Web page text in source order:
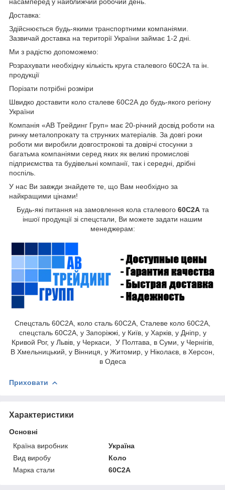
насамперед у найближчий робочий день.
Доставка:
Здійснюється будь-якими транспортними компаніями.
Зазвичай доставка на території України займає 1-2 дні.
Ми з радістю допоможемо:
Розрахувати необхідну кількість круга сталевого 60С2А та ін.
продукції
Порізати потрібні розміри
Швидко доставити коло сталеве 60С2А до будь-якого регіону
України
Компанія «АВ Трейдинг Груп» має 20-річний досвід роботи на
ринку металопрокату та струнких матеріалів. За довгі роки
роботи ми виробили довгострокові та довірчі стосунки з
багатьма компаніями серед яких як великі промислові
підприємства та будівельні компанії, так і середні, дрібні
поспіль.
У нас Ви завжди знайдете те, що Вам необхідно за
найкращими цінами!
Будь-які питання на замовлення кола сталевого 60С2Ата
іншої продукції зі спецстали, Ви можете задати нашим
менеджерам:
Спецсталь 60С2А, коло сталь 60С2А, Сталеве коло 60С2А,
спецсталь 60С2А, у Запоріжжі, у Київ, у Харків, у Дніпр, у
Кривой Рог, у Львів, у Черкаси, У Полтава, в Суми, у Чернігів,
В Хмельницький, у Вінниця, у Житомир, у Ніколаєв, в Херсон,
в Одеса
Приховати
Характеристики
Основні
Країна виробник
Україна
Вид виробу
Коло
Марка стали
60С2А